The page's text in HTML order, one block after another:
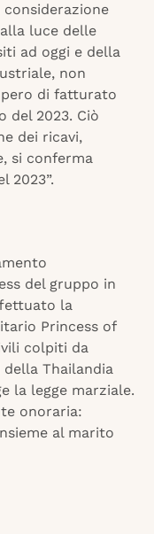
luce delle
ad oggi e della
non
di fatturato
del 2023. Ciò
dei ricavi,
si conferma
2023”.
del gruppo in
la
Princess of
colpiti da
Thailandia
la legge marziale.
onoraria:
al marito